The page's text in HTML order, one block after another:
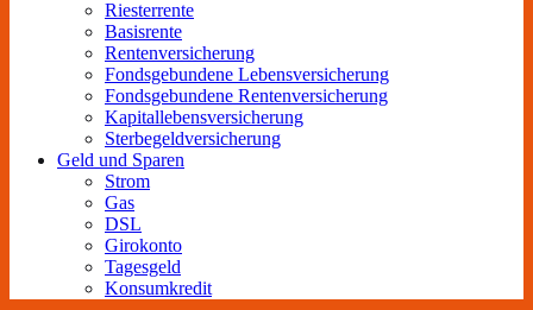
Riesterrente
Basisrente
Rentenversicherung
Fondsgebundene Lebensversicherung
Fondsgebundene Rentenversicherung
Kapitallebensversicherung
Sterbegeldversicherung
Geld und Sparen
Strom
Gas
DSL
Girokonto
Tagesgeld
Konsumkredit